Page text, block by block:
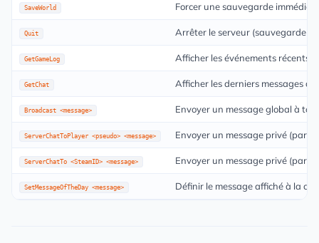
SaveWorld Forcer une sauvegarde
Quit Arrêter le serveur (sauvegarde
GetGameLog Afficher les événements récents
GetChat Afficher les derniers messages
Broadcast <message> Envoyer un message global à
ServerChatToPlayer <pseudo> <message> Envoyer un message privé (par
ServerChatTo <SteamID> <message> Envoyer un message privé (par
SetMessageOfTheDay <message> Définir le message affiché à la